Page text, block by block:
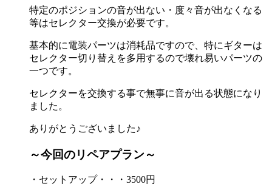
特定のポジションの音が出ない・度々音が出なくなる
等はセレクター交換が必要です。
基本的に電装パーツは消耗品ですので、特にギターは
セレクター切り替えを多用するので壊れ易いパーツの
一つです。
セレクターを交換する事で無事に音が出る状態になり
ました。
ありがとうございました♪
～今回のリペアプラン～
・セットアップ・・・3500円